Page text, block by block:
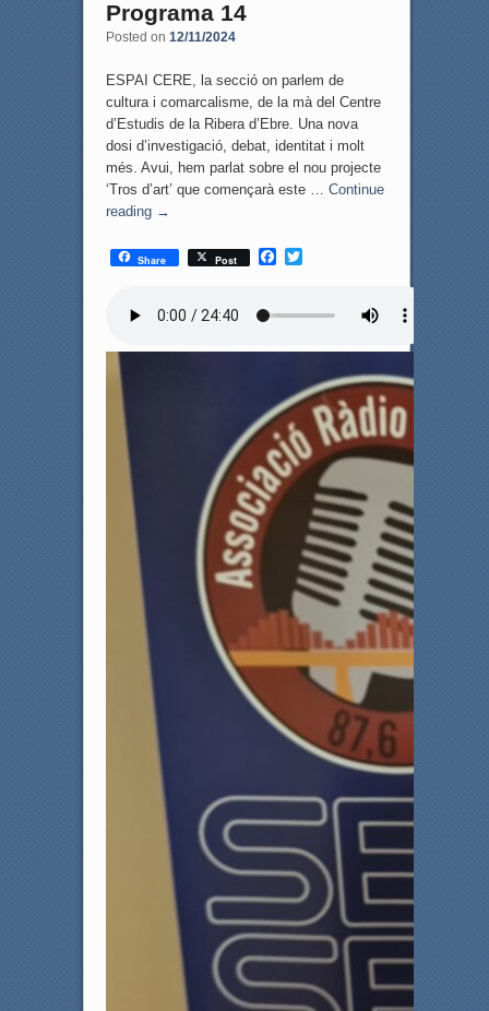
Programa 14
Posted on 12/11/2024
ESPAI CERE, la secció on parlem de
cultura i comarcalisme, de la mà del Centre
d’Estudis de la Ribera d’Ebre. Una nova
dosi d’investigació, debat, identitat i molt
més. Avui, hem parlat sobre el nou projecte
‘Tros d’art’ que començarà este … Continue
reading →
Share Post
F
T